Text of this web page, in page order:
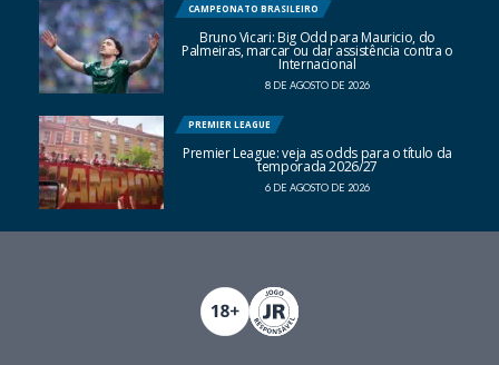
CAMPEONATO BRASILEIRO
Bruno Vicari: Big Odd para Mauricio, do
Palmeiras, marcar ou dar assistência contra o
Internacional
8 DE AGOSTO DE 2026
PREMIER LEAGUE
Premier League: veja as odds para o título da
temporada 2026/27
6 DE AGOSTO DE 2026